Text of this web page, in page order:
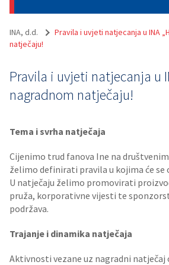
INA, d.d.
Pravila i uvjeti natjecanja u INA
natječaju!
Pravila i uvjeti natjecanja u
nagradnom natječaju!
Tema i svrha natječaja
Cijenimo trud fanova Ine na
želimo definirati pravila u kojima će se
U natječaju želimo promovirati
pruža, korporativne vijesti te
podržava.
Trajanje i dinamika natječaja
Aktivnosti vezane uz nagradni natječaj